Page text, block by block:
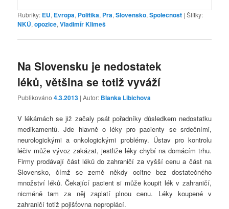
Rubriky: EU, Evropa, Politika, Pra,Slovensko,Společnost |Štítky:
NKÚ,opozice,Vladimír Klimeš
Na Slovensku je nedostatek
léků, většina se totiž vyváží
Publikováno4.3.2013 | Autor: Blanka Libichova
V lékárnách se již začaly psát pořadníky důsledkem nedostatku
medikamentů. Jde hlavně o léky pro pacienty se srdečními,
neurologickými a onkologickými problémy. Ústav pro kontrolu
léčiv může vývoz zakázat, jestliže léky chybí na domácím trhu.
Firmy prodávají část léků do zahraničí za vyšší cenu a část na
Slovensko, čímž se země někdy ocitne bez dostatečného
množství léků. Čekající pacient si může koupit lék v zahraničí,
nicméně tam za něj zaplatí plnou cenu. Léky koupené v
zahraničí totiž pojišťovna neproplácí.